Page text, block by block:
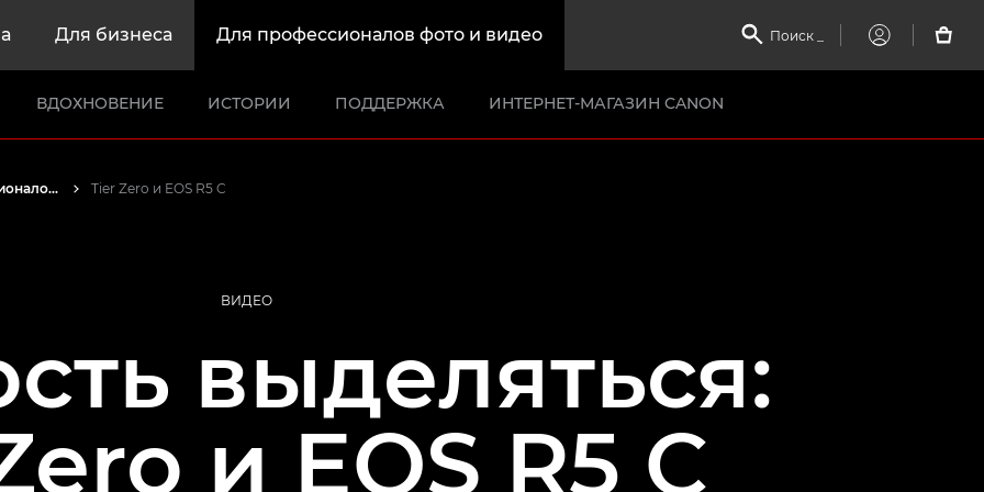
Для бизнеса Для профессионалов фото и видео  Поиск
My

ВДОХНОВЕНИЕ ИСТОРИИ ПОДДЕРЖКА ИНТЕРНЕТ-МАГАЗИН CANON
Истории от профессионалов: вдохновляющие идеи для печати, а также фото- и видеосъемки Tier Zero и EOS R5 C
ВИДЕО
выделяться:
и EOS R5 C